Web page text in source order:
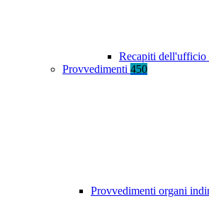
Recapiti dell'ufficio
Provvedimenti 450
Provvedimenti organi